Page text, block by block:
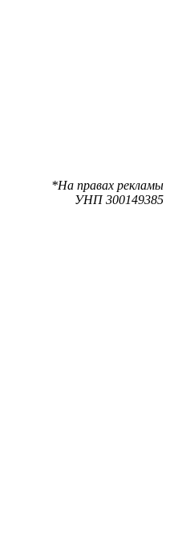
*На правах рекламы
УНП 300149385